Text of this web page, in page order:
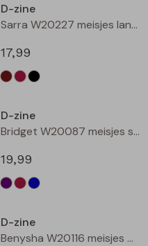
D-zine
Sarra W20227 meisjes lange broek Zwart
17,99
D-zine
Bridget W20087 meisjes sweatshirt Wijnrood
19,99
D-zine
Benysha W20116 meisjes bermuda Bruin donker